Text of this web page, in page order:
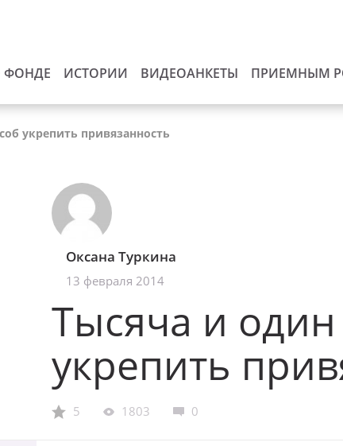
ФОНДЕ ИСТОРИИ ВИДЕОАНКЕТЫ ПРИЕМНЫМ
укрепить привязанность
Оксана Туркина
13 февраля 2014
Тысяча и один
укрепить
5 1803 0